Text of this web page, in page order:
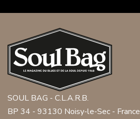
SOUL BAG - C.L.A.R.B.
BP 34 - 93130 Noisy-le-Sec - France